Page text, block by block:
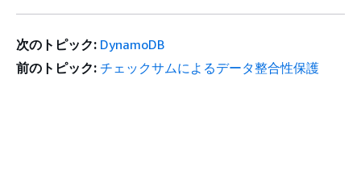
次のトピック: DynamoDB
前のトピック: チェックサムによるデータ整合性保護